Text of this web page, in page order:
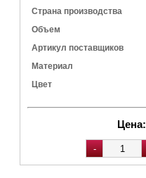
Страна производства
Объем
Артикул поставщиков
Материал
Цвет
Цена: